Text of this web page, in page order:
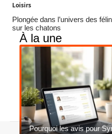
Loisirs
Plongée dans l’univers des
sur les chatons
À la une
Pourquoi les avis pour